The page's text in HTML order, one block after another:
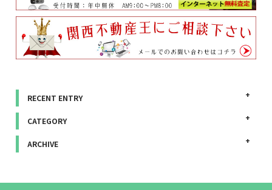
RECENT ENTRY
CATEGORY
ARCHIVE